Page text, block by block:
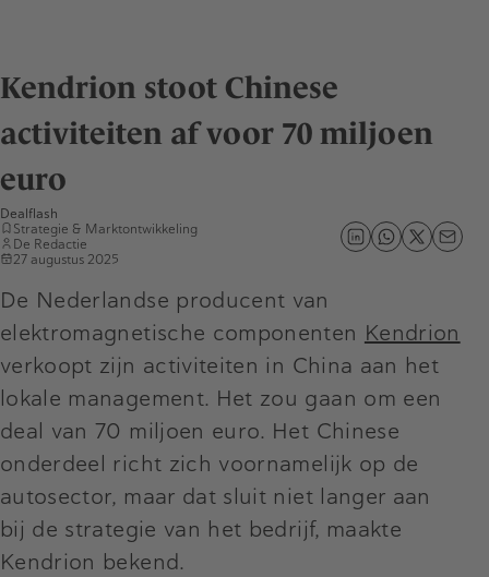
Kendrion stoot Chinese
activiteiten af voor 70 miljoen
euro
Dealflash
Strategie & Marktontwikkeling
De Redactie
27 augustus 2025
De Nederlandse producent van
elektromagnetische componenten Kendrion
verkoopt zijn activiteiten in China aan het
lokale management. Het zou gaan om een
deal van 70 miljoen euro. Het Chinese
onderdeel richt zich voornamelijk op de
autosector, maar dat sluit niet langer aan
bij de strategie van het bedrijf, maakte
Kendrion bekend.